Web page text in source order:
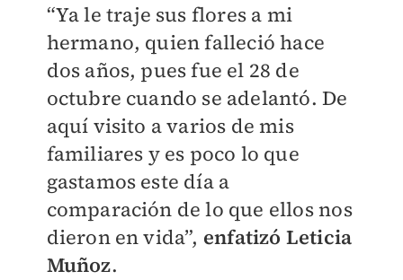
“Ya le traje sus flores a mi
hermano, quien falleció hace
dos años, pues fue el 28 de
octubre cuando se adelantó. De
aquí visito a varios de mis
familiares y es poco lo que
gastamos este día a
comparación de lo que ellos nos
dieron en vida”, enfatizó Leticia
Muñoz.